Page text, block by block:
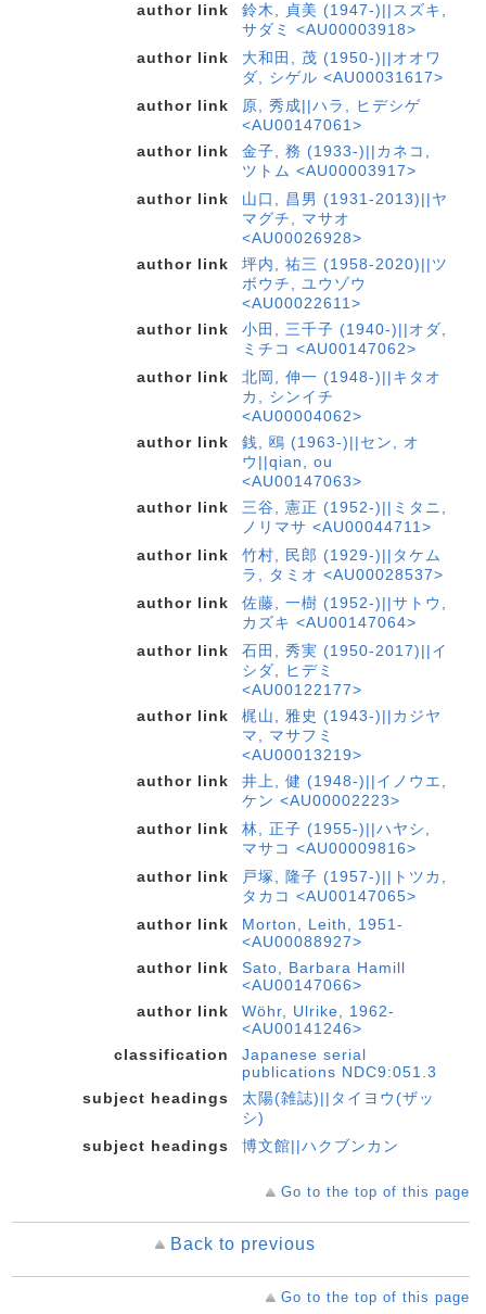
author link
鈴木, 貞美 (1947-)||スズキ,
サダミ <AU00003918>
author link
大和田, 茂 (1950-)||オオワ
ダ, シゲル <AU00031617>
author link
原, 秀成||ハラ, ヒデシゲ
<AU00147061>
author link
金子, 務 (1933-)||カネコ,
ツトム <AU00003917>
author link
山口, 昌男 (1931-2013)||ヤ
マグチ, マサオ
<AU00026928>
author link
坪内, 祐三 (1958-2020)||ツ
ボウチ, ユウゾウ
<AU00022611>
author link
小田, 三千子 (1940-)||オダ,
ミチコ <AU00147062>
author link
北岡, 伸一 (1948-)||キタオ
カ, シンイチ
<AU00004062>
author link
銭, 鴎 (1963-)||セン, オ
ウ||qian, ou
<AU00147063>
author link
三谷, 憲正 (1952-)||ミタニ,
ノリマサ <AU00044711>
author link
竹村, 民郎 (1929-)||タケム
ラ, タミオ <AU00028537>
author link
佐藤, 一樹 (1952-)||サトウ,
カズキ <AU00147064>
author link
石田, 秀実 (1950-2017)||イ
シダ, ヒデミ
<AU00122177>
author link
梶山, 雅史 (1943-)||カジヤ
マ, マサフミ
<AU00013219>
author link
井上, 健 (1948-)||イノウエ,
ケン <AU00002223>
author link
林, 正子 (1955-)||ハヤシ,
マサコ <AU00009816>
author link
戸塚, 隆子 (1957-)||トツカ,
タカコ <AU00147065>
author link
Morton, Leith, 1951-
<AU00088927>
author link
Sato, Barbara Hamill
<AU00147066>
author link
Wöhr, Ulrike, 1962-
<AU00141246>
classification
Japanese serial
publications NDC9:051.3
subject headings
太陽(雑誌)||タイヨウ(ザッ
シ)
subject headings
博文館||ハクブンカン
Go to the top of this page
Back to previous
Go to the top of this page